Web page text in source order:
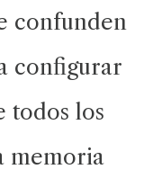
confunden
configurar
todos los
memoria